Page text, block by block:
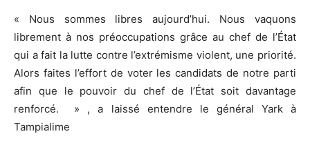
« Nous sommes libres aujourd’hui. Nous vaquons
librement à nos préoccupations grâce au chef de l’État
qui a fait la lutte contre l’extrémisme violent, une priorité.
Alors faites l’effort de voter les candidats de notre parti
afin que le pouvoir du chef de l’État soit davantage
renforcé. » , a laissé entendre le général Yark à
Tampialime